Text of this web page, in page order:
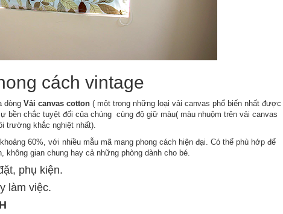
cách vintage
dòng Vải canvas cotton ( một trong những loại vải canvas phổ biến nhất được
bền chắc tuyệt đối của chúng cùng độ giữ màu( màu nhuộm trên vải canvas
trường khắc nghiệt nhất).
60%, với nhiều mẫu mã mang phong cách hiện đại. Có thể phù hớp để
không gian chung hay cả những phòng dành cho bé.
phụ kiện.
làm việc.